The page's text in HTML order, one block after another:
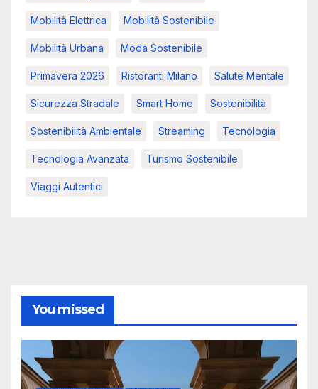
Mobilità Elettrica Mobilità Sostenibile
Mobilità Urbana Moda Sostenibile
Primavera 2026 Ristoranti Milano Salute Mentale
Sicurezza Stradale Smart Home Sostenibilità
Sostenibilità Ambientale Streaming Tecnologia
Tecnologia Avanzata Turismo Sostenibile
Viaggi Autentici
You missed